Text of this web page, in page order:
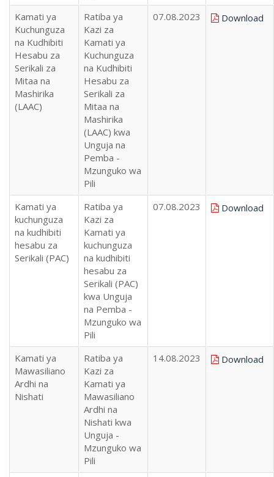
Kamati ya
Kuchunguza
na Kudhibiti
Hesabu za
Serikali za
Mitaa na
Mashirika
(LAAC)
Ratiba ya
Kazi za
Kamati ya
Kuchunguza
na Kudhibiti
Hesabu za
Serikali za
Mitaa na
Mashirika
(LAAC) kwa
Unguja na
Pemba -
Mzunguko wa
Pili
07.08.2023 Download
Kamati ya
kuchunguza
na kudhibiti
hesabu za
Serikali (PAC)
Ratiba ya
Kazi za
Kamati ya
kuchunguza
na kudhibiti
hesabu za
Serikali (PAC)
kwa Unguja
na Pemba -
Mzunguko wa
Pili
07.08.2023 Download
Kamati ya
Mawasiliano
Ardhi na
Nishati
Ratiba ya
Kazi za
Kamati ya
Mawasiliano
Ardhi na
Nishati kwa
Unguja -
Mzunguko wa
Pili
14.08.2023 Download